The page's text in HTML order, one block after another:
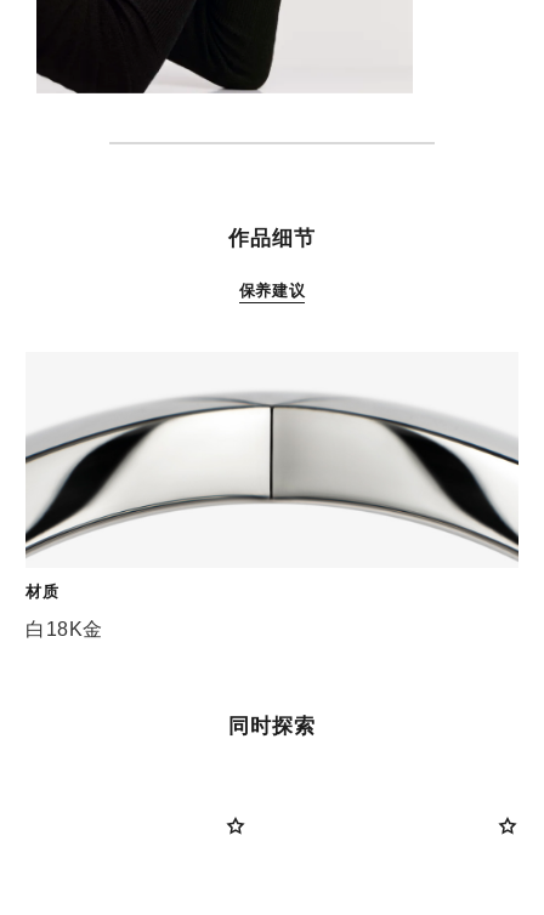
作品细节
保养建议
材质
白18K金
同时探索